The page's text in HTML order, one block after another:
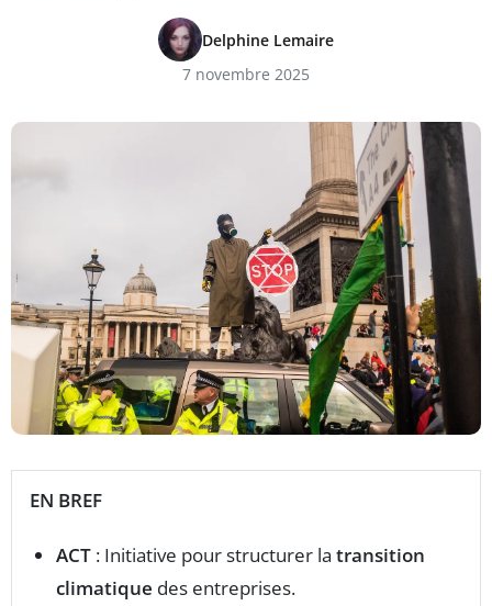
Delphine Lemaire
7 novembre 2025
EN BREF
ACT : Initiative pour structurer la transition
climatique des entreprises.